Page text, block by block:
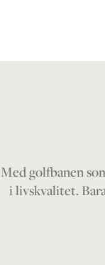
Med golfbanen
i livskvalitet.